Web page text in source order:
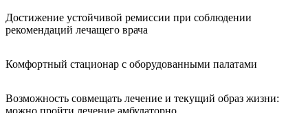
Достижение устойчивой ремиссии при соблюдении
рекомендаций лечащего врача
Комфортный стационар с оборудованными палатами
Возможность совмещать лечение и текущий образ жизни:
можно пройти лечение амбулаторно